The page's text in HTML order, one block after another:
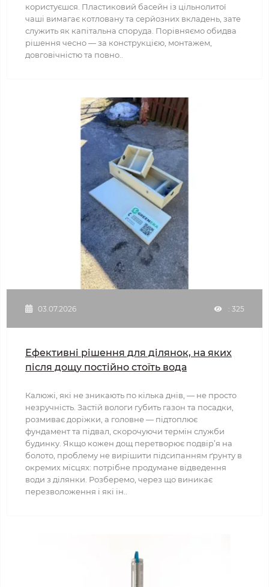
користуєшся. Пластиковий басейн із цільнолитої
чаші вимагає котловану та серйозних вкладень, зате
служить як капітальна споруда. Порівняємо обидва
рішення чесно — за конструкцією, монтажем,
довговічністю та повно..
03.07.2026 : 325
Ефективні рішення для ділянок, на яких
після дощу постійно стоїть вода
Калюжі, які не зникають по кілька днів, — не просто
незручність. Застій вологи губить газон та посадки,
розмиває доріжки, а головне — підтоплює
фундамент та підвал, скорочуючи термін служби
будинку. Якщо кожен дощ перетворює подвір’я на
болото, проблему не вирішити підсипанням ґрунту в
окремих місцях: потрібне продумане відведення
води з ділянки. Розберемо, через що виникає
перезволоження і які ін..